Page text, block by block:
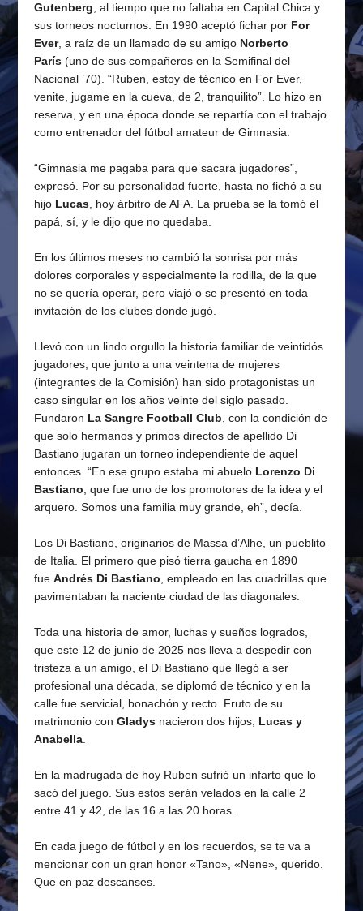
Gutenberg , al tiempo que no faltaba en Capital Chica y
sus torneos nocturnos. En 1990 aceptó fichar por For
Ever, a raíz de un llamado de su amigo Norberto
París(uno de sus compañeros en la Semifinal del
Nacional ’70). “Ruben, estoy de técnico en For Ever,
venite, jugame en la cueva, de 2, tranquilito”. Lo hizo en
reserva, y en una época donde se repartía con el trabajo
como entrenador del fútbol amateur de Gimnasia.
“Gimnasia me pagaba para que sacara jugadores”,
expresó. Por su personalidad fuerte, hasta no fichó a su
hijo Lucas , hoy árbitro de AFA. La prueba se la tomó el
papá, sí, y le dijo que no quedaba.
En los últimos meses no cambió la sonrisa por más
dolores corporales y especialmente la rodilla, de la que
no se quería operar, pero viajó o se presentó en toda
invitación de los clubes donde jugó.
Llevó con un lindo orgullo la historia familiar de veintidós
jugadores, que junto a una veintena de mujeres
(integrantes de la Comisión) han sido protagonistas un
caso singular en los años veinte del siglo pasado.
Fundaron La Sangre Football Club , con la condición de
que solo hermanos y primos directos de apellido Di
Bastiano jugaran un torneo independiente de aquel
entonces. “En ese grupo estaba mi abuelo Lorenzo Di
Bastiano , que fue uno de los promotores de la idea y el
arquero. Somos una familia muy grande, eh”, decía.
Los Di Bastiano, originarios de Massa d’Alhe, un pueblito
de Italia. El primero que pisó tierra gaucha en 1890
fueAndrés Di Bastiano , empleado en las cuadrillas que
pavimentaban la naciente ciudad de las diagonales.
Toda una historia de amor, luchas y sueños logrados,
que este 12 de junio de 2025 nos lleva a despedir con
tristeza a un amigo, el Di Bastiano que llegó a ser
profesional una década, se diplomó de técnico y en la
calle fue servicial, bonachón y recto. Fruto de su
matrimonio conGladys nacieron dos hijos, Lucas y
Anabella
En la madrugada de hoy Ruben sufrió un infarto que lo
sacó del juego. Sus estos serán velados en la calle 2
entre 41 y 42, de las 16 a las 20 horas.
En cada juego de fútbol y en los recuerdos, se te va a
mencionar con un gran honor «Tano», «Nene», querido.
Que en paz descanses.